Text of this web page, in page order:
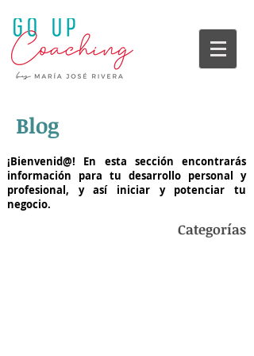
Blog
¡Bienvenid@! En esta sección encontrarás
información para tu desarrollo personal y
profesional, y así iniciar y potenciar tu
negocio.
Categorías